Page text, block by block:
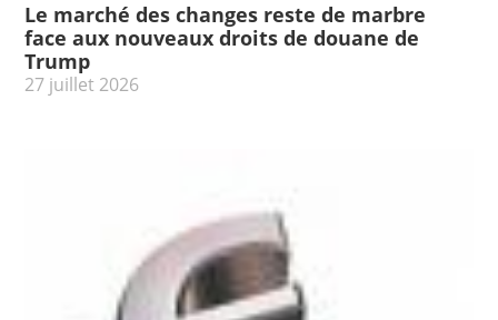
Le marché des changes reste de marbre
face aux nouveaux droits de douane de
Trump
27 juillet 2026